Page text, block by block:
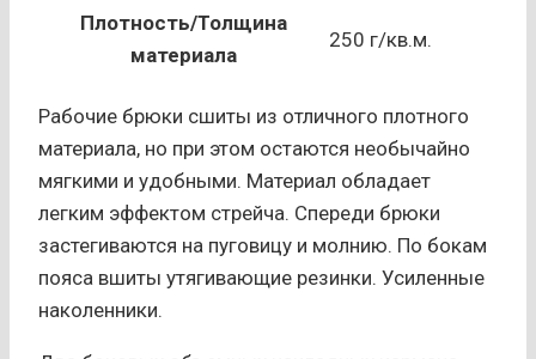
Плотность/Толщина
материала
250 г/кв.м.
Рабочие брюки сшиты из отличного плотного
материала, но при этом остаются необычайно
мягкими и удобными. Материал обладает
легким эффектом стрейча. Спереди брюки
застегиваются на пуговицу и молнию. По бокам
пояса вшиты утягивающие резинки. Усиленные
наколенники.